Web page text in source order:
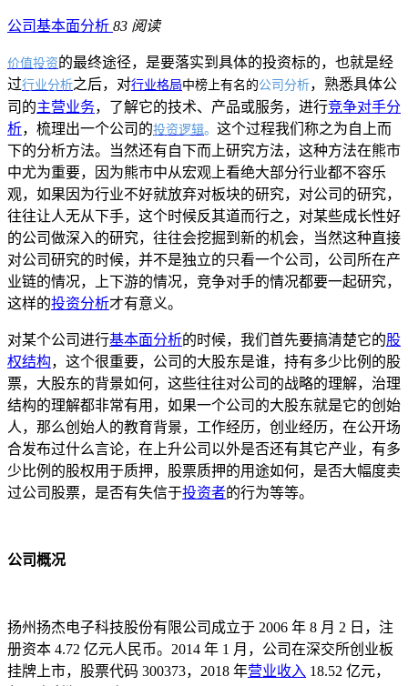
公司基本面分析 83 阅读
价值投资的最终途径，是要落实到具体的投资标的，也就是经
过行业分析之后，对行业格局中榜上有名的公司分析，熟悉具体公
司的主营业务，了解它的技术、产品或服务，进行竞争对手分
析，梳理出一个公司的投资逻辑。 这个过程我们称之为自上而
下的分析方法。当然还有自下而上研究方法，这种方法在熊市
中尤为重要，因为熊市中从宏观上看绝大部分行业都不容乐
观，如果因为行业不好就放弃对板块的研究，对公司的研究，
往往让人无从下手，这个时候反其道而行之，对某些成长性好
的公司做深入的研究，往往会挖掘到新的机会，当然这种直接
对公司研究的时候，并不是独立的只看一个公司，公司所在产
业链的情况，上下游的情况，竞争对手的情况都要一起研究，
这样的投资分析才有意义。
对某个公司进行基本面分析的时候，我们首先要搞清楚它的股
权结构，这个很重要，公司的大股东是谁，持有多少比例的股
票，大股东的背景如何，这些往往对公司的战略的理解，治理
结构的理解都非常有用，如果一个公司的大股东就是它的创始
人，那么创始人的教育背景，工作经历，创业经历，在公开场
合发布过什么言论，在上升公司以外是否还有其它产业，有多
少比例的股权用于质押，股票质押的用途如何，是否大幅度卖
过公司股票，是否有失信于投资者的行为等等。
公司概况
扬州扬杰电子科技股份有限公司成立于 2006 年 8 月 2 日，注
册资本 4.72 亿元人民币。2014 年 1 月，公司在深交所创业板
挂牌上市，股票代码 300373，2018 年营业收入 18.52 亿元，